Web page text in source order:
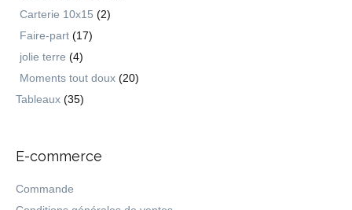
Carterie 10x15 (2)
Faire-part (17)
jolie terre (4)
Moments tout doux (20)
Tableaux (35)
E-commerce
Commande